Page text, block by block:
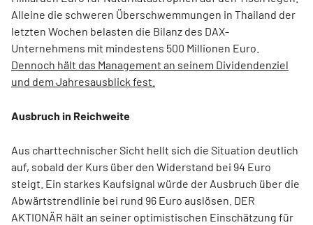
Alleine die schweren Überschwemmungen in Thailand der
letzten Wochen belasten die Bilanz des DAX-
Unternehmens mit mindestens 500 Millionen Euro.
Dennoch hält das Management an seinem Dividendenziel
und dem Jahresausblick fest.
Ausbruch in Reichweite
Aus charttechnischer Sicht hellt sich die Situation deutlich
auf, sobald der Kurs über den Widerstand bei 94 Euro
steigt. Ein starkes Kaufsignal würde der Ausbruch über die
Abwärtstrendlinie bei rund 96 Euro auslösen. DER
AKTIONÄR hält an seiner optimistischen Einschätzung für